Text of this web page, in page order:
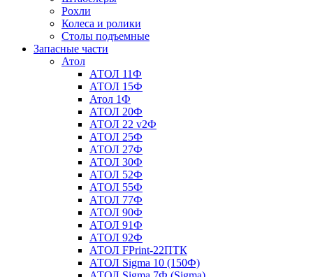
Рохли
Колеса и ролики
Столы подъемные
Запасные части
Атол
АТОЛ 11Ф
АТОЛ 15Ф
Атол 1Ф
АТОЛ 20Ф
АТОЛ 22 v2Ф
АТОЛ 25Ф
АТОЛ 27Ф
АТОЛ 30Ф
АТОЛ 52Ф
АТОЛ 55Ф
АТОЛ 77Ф
АТОЛ 90Ф
АТОЛ 91Ф
АТОЛ 92Ф
АТОЛ FPrint-22ПТК
АТОЛ Sigma 10 (150Ф)